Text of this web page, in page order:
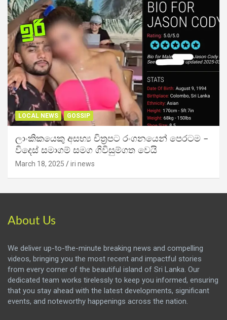
LOCAL NEWS GOSSIP
ලාංකිකයෙකු අසභ්‍ය චිත්‍රපට රංගනයෙන් පෙරටම –
විදෙස් සමාගම් සමග ගිවිසුම්ගත වෙයි
March 18, 2025 iri news
About Us
We deliver up-to-the-minute breaking news and compelling
videos, bringing you the most recent and impactful stories
from every corner of the beautiful island of Sri Lanka. Our
dedicated team works tirelessly to keep you informed, ensuring
that you stay ahead with the latest developments, significant
events, and noteworthy happenings across the nation.